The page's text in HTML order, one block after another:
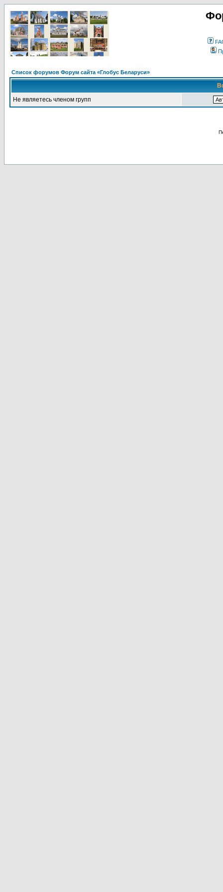
Список форумов Форум сайта «Глобус Беларуси»
Не являетесь членом групп